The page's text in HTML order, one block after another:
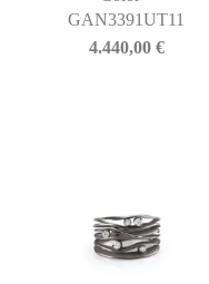
GAN3391UT11
4.440,00 €